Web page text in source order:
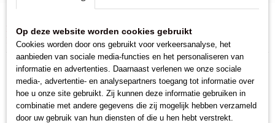
Home>Keuken hulpmiddelen>Kerntemperatuurmeter
Kerntemperatuurmeter>kerntemperatuurmeter
Op deze website worden cookies gebruikt
Cookies worden door ons gebruikt voor verkeersanalyse, het
aanbieden van sociale media-functies en het personaliseren van
informatie en advertenties. Daarnaast verlenen we onze sociale
media-, advertentie- en analysepartners toegang tot informatie over
hoe u onze site gebruikt. Zij kunnen deze informatie gebruiken in
combinatie met andere gegevens die zij mogelijk hebben verzameld
door uw gebruik van hun diensten of die u hen hebt verstrekt.